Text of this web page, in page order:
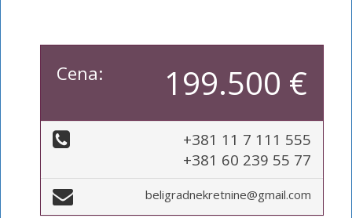
Cena: 199.500 €
+381 11 7 111 555
+381 60 239 55 77
beligradnekretnine@gmail.com